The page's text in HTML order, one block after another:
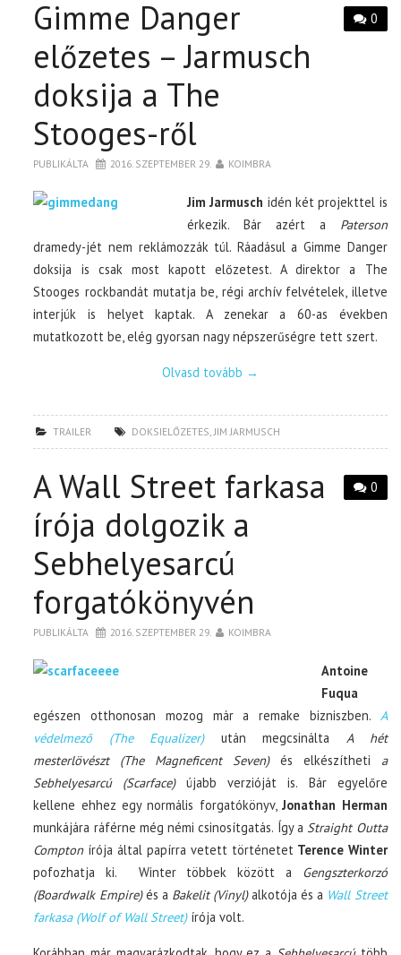
0
Gimme Danger
előzetes – Jarmusch
doksija a The
Stooges-ről
PUBLIKÁLTA 2016. SZEPTEMBER 29. KOIMBRA
Jim Jarmusch idén két projekttel is
érkezik. Bár azért a Paterson
dramedy-jét nem reklámozzák túl. Ráadásul a Gimme Danger
doksija is csak most kapott előzetest. A direktor a The
Stooges rockbandát mutatja be, régi archív felvételek, illetve
interjúk is helyet kaptak. A zenekar a 60-as években
mutatkozott be, elég gyorsan nagy népszerűségre tett szert.
Olvasd tovább →
TRAILER DOKSIELŐZETES JIM JARMUSCH
0
A Wall Street farkasa
írója dolgozik a
Sebhelyesarcú
forgatókönyvén
PUBLIKÁLTA 2016. SZEPTEMBER 29. KOIMBRA
Antoine
Fuqua
egészen otthonosan mozog már a remake bizniszben. A
védelmező (The Equalizer)után megcsináltaA hét
mesterlövészt (The Magneficent Seven)és elkészítheti a
Sebhelyesarcú (Scarface)újabb verzióját is. Bár egyelőre
kellene ehhez egy normális forgatókönyv,Jonathan Herman
munkájára ráférne még némi csinosítgatás. Így a Straight Outta
Comptonírója által papírra vetett történetetTerence Winter
pofozhatja ki.
Winter többek között a Gengszterkorzó
(Boardwalk Empire)és a Bakelit (Vinyl)alkotója és a Wall Street
farkasa (Wolf of Wall Street) írója volt.